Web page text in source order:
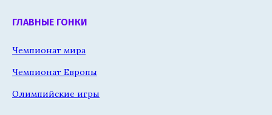
ГЛАВНЫЕ ГОНКИ
Чемпионат мира
Чемпионат Европы
Олимпийские игры